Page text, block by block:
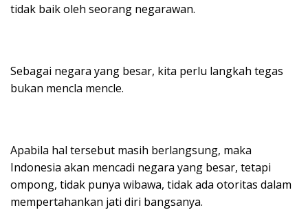
tidak baik oleh seorang negarawan.
Sebagai negara yang besar, kita perlu langkah tegas
bukan mencla mencle.
Apabila hal tersebut masih berlangsung, maka
Indonesia akan mencadi negara yang besar, tetapi
ompong, tidak punya wibawa, tidak ada otoritas dalam
mempertahankan jati diri bangsanya.